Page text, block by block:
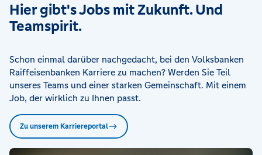
Hier gibt's Jobs mit Zukunft. Und
Teamspirit.
Schon einmal darüber nachgedacht, bei den Volksbanken
Raiffeisenbanken Karriere zu machen? Werden Sie Teil
unseres Teams und einer starken Gemeinschaft. Mit einem
Job, der wirklich zu Ihnen passt.
Zu unserem Karriereportal